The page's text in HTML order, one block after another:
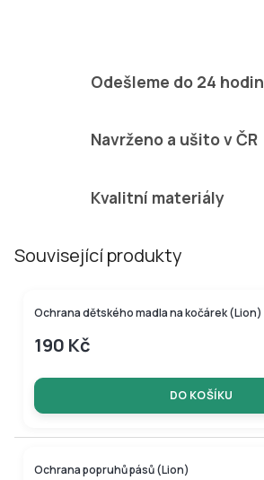
Odešleme do 24 hodin
Navrženo a ušito v ČR
Kvalitní materiály
Související produkty
Ochrana dětského madla na kočárek (Lion)
190 Kč
DO KOŠÍKU
Ochrana popruhů pásů (Lion)